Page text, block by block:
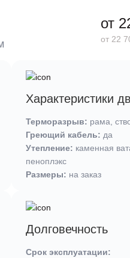
Характеристики
Терморазрыв: рама,
Греющий кабель: да
Утепление: каменная
пеноплэкс
Размеры: на заказ
Долговечность
Срок эксплуатации:
от
от 22